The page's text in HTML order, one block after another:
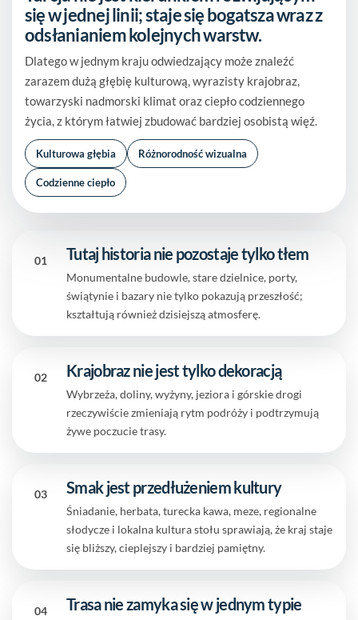
się w jednej linii; staje się bogatsza wraz z
odsłanianiem kolejnych warstw.
Dlatego w jednym kraju odwiedzający może znaleźć
zarazem dużą głębię kulturową, wyrazisty krajobraz,
towarzyski nadmorski klimat oraz ciepło codziennego
życia, z którym łatwiej zbudować bardziej osobistą więź.
Kulturowa głębia Różnorodność wizualna
Codzienne ciepło
01 Tutaj historia nie pozostaje tylko tłem
Monumentalne budowle, stare dzielnice, porty,
świątynie i bazary nie tylko pokazują przeszłość;
kształtują również dzisiejszą atmosferę.
02 Krajobraz nie jest tylko dekoracją
Wybrzeża, doliny, wyżyny, jeziora i górskie drogi
rzeczywiście zmieniają rytm podróży i podtrzymują
żywe poczucie trasy.
03 Smak jest przedłużeniem kultury
Śniadanie, herbata, turecka kawa, meze, regionalne
słodycze i lokalna kultura stołu sprawiają, że kraj staje
się bliższy, cieplejszy i bardziej pamiętny.
04 Trasa nie zamyka się w jednym typie